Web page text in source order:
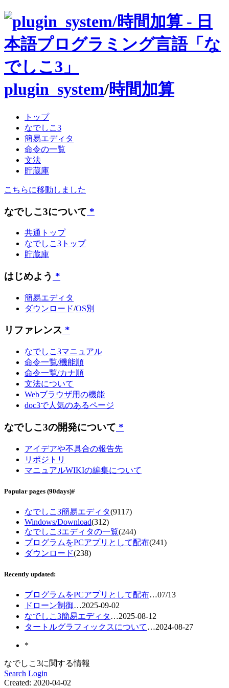
plugin_system/時間加算
トップ
なでしこ3
簡易エディタ
命令の一覧
文法
貯蔵庫
こちらに移動しました
なでしこ3について *
共通トップ
なでしこ3トップ
貯蔵庫
はじめよう *
簡易エディタ
ダウンロード/OS別
リファレンス *
なでしこ3マニュアル
命令一覧/機能順
命令一覧/カナ順
文法について
Webブラウザ用の機能
doc3で人気のあるページ
なでしこ3の開発について *
アイデアや不具合の報告先
リポジトリ
マニュアルWIKIの編集について
Popular pages (90days)#
なでしこ3簡易エディタ(9117)
Windows/Download(312)
なでしこ3エディタの一覧(244)
プログラムをPCアプリとして配布(241)
ダウンロード(238)
Recently updated:
プログラムをPCアプリとして配布…07/13
ドローン制御…2025-09-02
なでしこ3簡易エディタ…2025-08-12
タートルグラフィックスについて…2024-08-27
*
なでしこ3に関する情報
Search Login
Created: 2020-04-02